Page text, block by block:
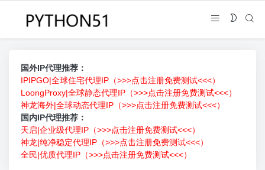
国外IP代理推荐：
IPIPGO|全球住宅代理IP（>>>点击注册免费测试<<<）
LoongProxy|全球静态代理IP（>>>点击注册免费测试<<<）
神龙海外|全球动态代理IP（>>>点击注册免费测试<<<）
国内IP代理推荐：
天启|企业级代理IP（>>>点击注册免费测试<<<）
神龙|纯净稳定代理IP（>>>点击注册免费测试<<<）
全民|优质代理IP（>>>点击注册免费测试<<<）